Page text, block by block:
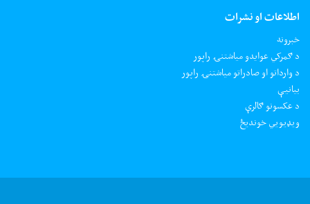
اطلاعات او نشرات
خبرونه
د ګمرکي عوایدو میاشتنۍ راپور
د وارداتو او صادراتو میاشتنۍ راپور
بیانیې
د عکسونو ګالرې
ويډيويي خونديځ